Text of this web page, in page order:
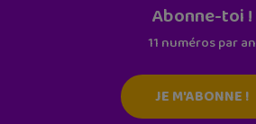
Abonne-toi !
11 numéros par an
JE M'ABONNE !